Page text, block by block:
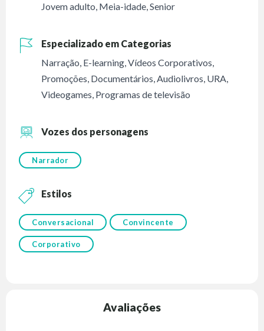
Jovem adulto, Meia-idade,Senior
Especializado em Categorias
Narração, E-learning,Vídeos Corporativos,
Promoções, Documentários,Audiolivros, URA,
Videogames, Programas de televisão
Vozes dos personagens
Narrador
Estilos
Conversacional Convincente
Corporativo
Avaliações